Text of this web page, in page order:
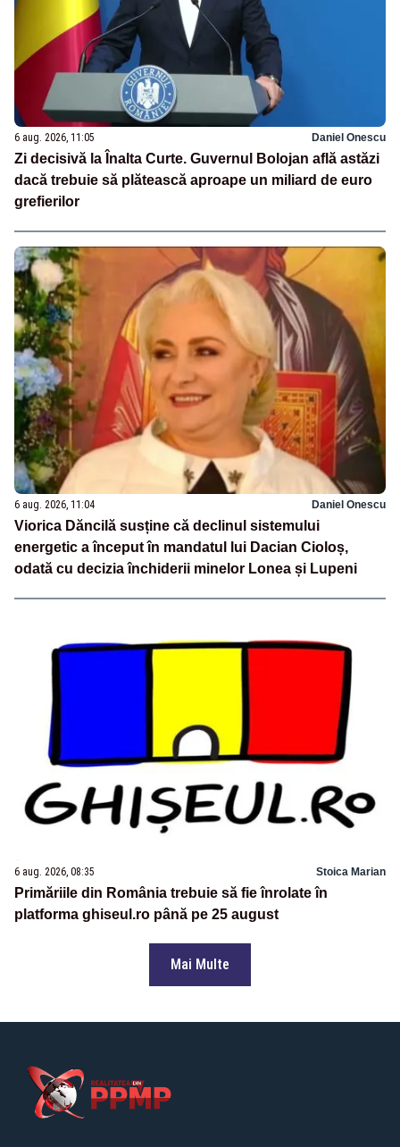
6 aug. 2026, 11:05 Daniel Onescu
Zi decisivă la Înalta Curte. Guvernul Bolojan află astăzi
dacă trebuie să plătească aproape un miliard de euro
grefierilor
6 aug. 2026, 11:04 Daniel Onescu
Viorica Dăncilă susține că declinul sistemului
energetic a început în mandatul lui Dacian Cioloș,
odată cu decizia închiderii minelor Lonea și Lupeni
6 aug. 2026, 08:35 Stoica Marian
Primăriile din România trebuie să fie înrolate în
platforma ghiseul.ro până pe 25 august
Mai Multe